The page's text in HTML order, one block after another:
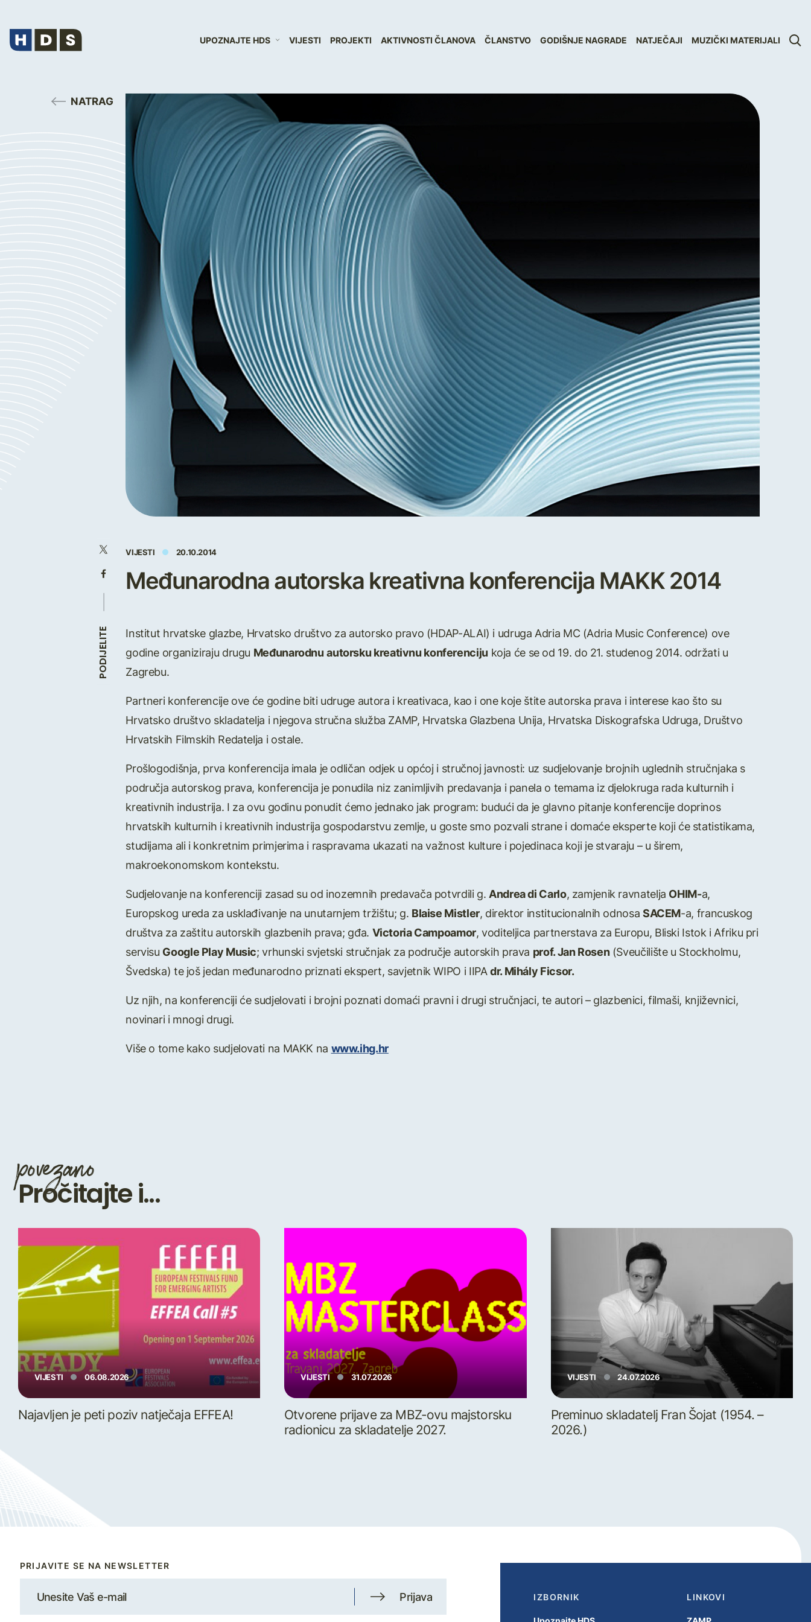
UPOZNAJTE HDS VIJESTI PROJEKTI AKTIVNOSTI ČLANOVA ČLANSTVO GODIŠNJE NAGRADE NATJEČAJI MUZIČKI MATERIJALI
NATRAG
PODIJELITE
VIJESTI 20.10.2014
Međunarodna autorska kreativna konferencija MAKK 2014
Institut hrvatske glazbe, Hrvatsko društvo za autorsko pravo (HDAP-ALAI) i udruga Adria MC (Adria Music Conference) ove
godine organiziraju drugu Međunarodnuautorsku kreativnu konferencijukoja će se od 19. do 21. studenog 2014. održati u
Zagrebu.
Partneri konferencije ove će godine biti udruge autora i kreativaca, kao i one koje štite autorska prava i interese kao što su
Hrvatsko društvo skladatelja i njegova stručna služba ZAMP, Hrvatska Glazbena Unija, Hrvatska Diskografska Udruga, Društvo
Hrvatskih Filmskih Redatelja i ostale.
Prošlogodišnja, prva konferencija imala je odličan odjek u općoj i stručnoj javnosti: uz sudjelovanje brojnih uglednih stručnjaka s
područja autorskog prava, konferencija je ponudila niz zanimljivih predavanja i panela o temama iz djelokruga rada kulturnih i
kreativnih industrija. I za ovu godinu ponudit ćemo jednako jak program: budući da je glavno pitanje konferencije doprinos
hrvatskih kulturnih i kreativnih industrija gospodarstvu zemlje, u goste smo pozvali strane i domaće eksperte koji će statistikama,
studijama ali i konkretnim primjerima i raspravama ukazati na važnost kulture i pojedinaca koji je stvaraju – u širem,
makroekonomskom kontekstu.
Sudjelovanje na konferenciji zasad su od inozemnih predavača potvrdili g.Andrea di Carlo, zamjenik ravnatelja OHIM-a,
Europskog ureda za usklađivanje na unutarnjem tržištu; g. Blaise Mistler, direktor institucionalnih odnosaSACEM-a, francuskog
društva za zaštitu autorskih glazbenih prava; gđa. Victoria Campoamor, voditeljica partnerstava za Europu, Bliski Istok i Afriku pri
servisu Google Play Music; vrhunski svjetski stručnjak za područje autorskih prava prof. Jan Rosen(Sveučilište u Stockholmu,
Švedska) te još jedan međunarodno priznati ekspert, savjetnik WIPO i IIPAdr. Mihály Ficsor.
Uz njih, na konferenciji će sudjelovati i brojni poznati domaći pravni i drugi stručnjaci, te autori – glazbenici, filmaši, književnici,
novinari i mnogi drugi.
Više o tome kako sudjelovati na MAKK na www.ihg.hr
povezano
Pročitajte i...
VIJESTI 06.08.2026
Najavljen je peti poziv natječaja EFFEA!
VIJESTI 31.07.2026
Otvorene prijave za MBZ-ovu majstorsku
radionicu za skladatelje 2027.
VIJESTI 24.07.2026
Preminuo skladatelj Fran Šojat (1954. –
2026.)
PRIJAVITE SE NA NEWSLETTER
Prijava IZBORNIK LINKOVI